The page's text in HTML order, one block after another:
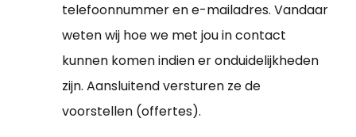
telefoonnummer en e-mailadres. Vandaar
weten wij hoe we met jou in contact
kunnen komen indien er onduidelijkheden
zijn. Aansluitend versturen ze de
voorstellen (offertes).